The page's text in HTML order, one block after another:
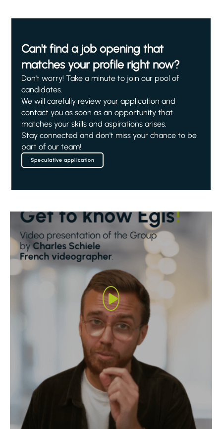
Can't find a job opening that
matches your profile right now?
Don't worry! Take a minute to join our pool of
candidates.
We will carefully review your application and
contact you as soon as an opportunity that
matches your skills and aspirations arises.
Stay connected and don't miss your chance to be
part of our team!
Speculative application